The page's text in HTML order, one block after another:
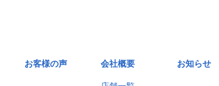
お客様の声 会社概要 お知らせ